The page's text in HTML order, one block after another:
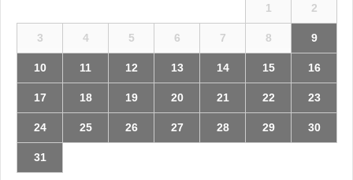
1 2
3 4 5 6 7 8 9
10 11 12 13 14 15 16
17 18 19 20 21 22 23
24 25 26 27 28 29 30
31